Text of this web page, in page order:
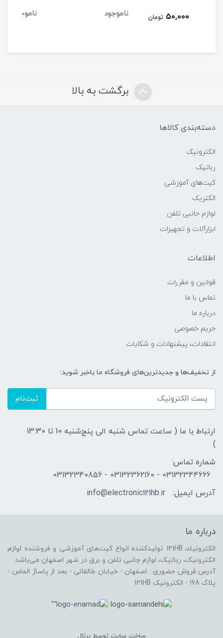
ناموجود
برگشت به بالا
دسته‌بندی کالاها
الکترونیک
رباتیک
کیت‌های آموزشی
الکتریک
لوازم جانبی تلفن
ابزارآلات و تجهیزات
اطلاعات
قوانين و مقررات
تماس با ما
درباره ما
حریم خصوصی
انتقادات، پیشنهادات و شکایات
از تخفیف‌ها و جدیدترین‌های فروشگاه ما باخبر شوید:
ثبت‌نام
ارتباط با ما ( ساعت تماس شنبه الی پنج‌شنبه 10 تا 13:30
)
شماره تماس:
03132344666 - 03132362160 - 03132340856
آدرس ایمیل:
info@electronic121hb.ir
درباره ما
الكترونيك 121HB توليدكننده انواع کیت‌های آموزشی و فروشنده لوازم
الکترونیک، رباتیک، لوازم جانبی تلفن و برق در شهر اصفهان می‌باشد.
آدرس فروش حضوری : اصفهان - خیابان طالقانی - بعد از پاساژ الماس -
پلاک 168 - الکترونیک 121HB
ساخت سایت توسطپرتال